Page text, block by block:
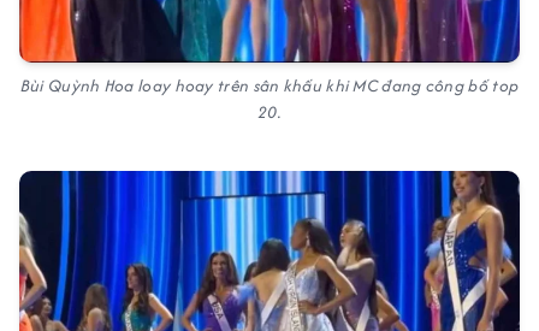
Bùi Quỳnh Hoa loay hoay trên sân khấu khi MC đang công bố top
20.